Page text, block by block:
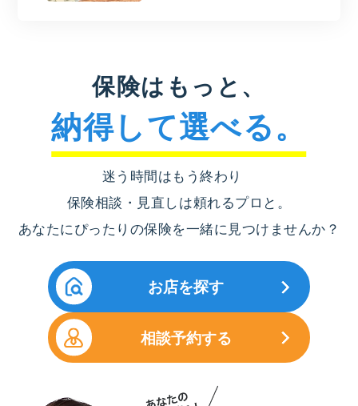
保険はもっと、
納得して選べる。
迷う時間はもう終わり
保険相談・見直しは頼れるプロと。
あなたにぴったりの保険を一緒に見つけませんか？
お店を探す
相談予約する